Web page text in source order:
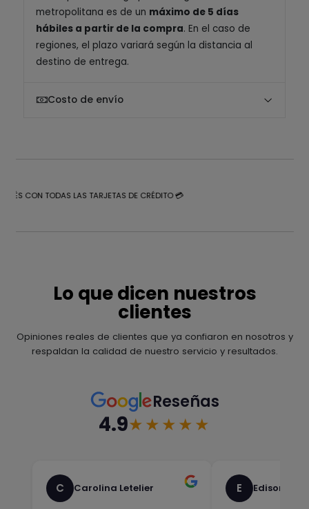
metropolitana es de un máximo de 5 días
hábiles a partir de la compra. En el caso de
regiones, el plazo variará según la distancia al
destino de entrega.
Costo de envío
CON TODAS LAS TARJETAS DE CRÉDITO 💳
Lo que dicen nuestros
clientes
Opiniones reales de clientes que ya confiaron en nosotros y
respaldan la calidad de nuestro servicio y resultados.
Reseñas
4.9★★★★★
C Carolina Letelier E Edison